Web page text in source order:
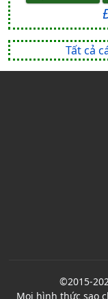
Tất cả
©2015-
Mọi hình thức sao